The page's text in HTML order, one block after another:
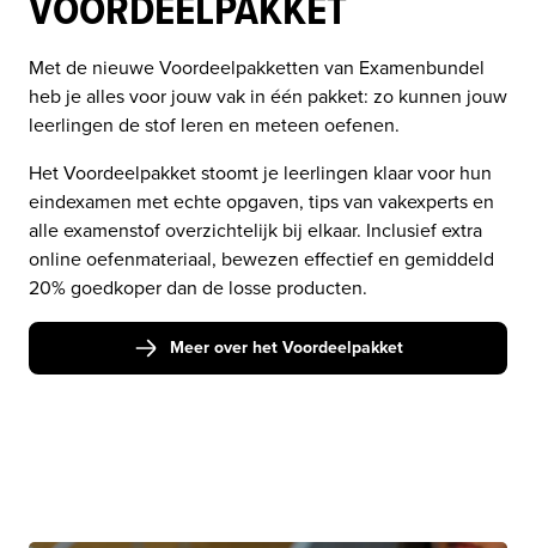
Met de nieuwe Voordeelpakketten van Examenbundel
heb je alles voor jouw vak in één pakket: zo kunnen jouw
leerlingen de stof leren en meteen oefenen.
Het Voordeelpakket stoomt je leerlingen klaar voor hun
eindexamen met echte opgaven, tips van vakexperts en
alle examenstof overzichtelijk bij elkaar. Inclusief extra
online oefenmateriaal, bewezen effectief en gemiddeld
20% goedkoper dan de losse producten.
Meer over het Voordeelpakket